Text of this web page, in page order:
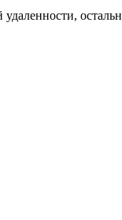
удаленности,